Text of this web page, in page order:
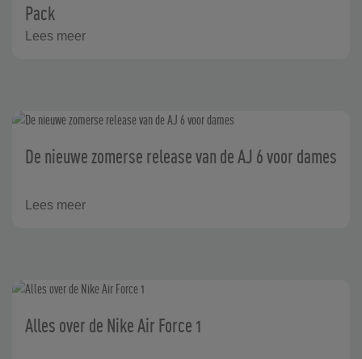
Pack
Lees meer
De nieuwe zomerse release van de AJ 6 voor dames
Lees meer
Alles over de Nike Air Force 1